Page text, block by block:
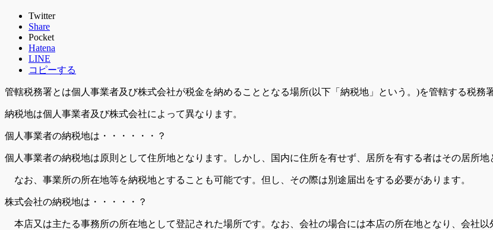
Twitter
Share
Pocket
Hatena
LINE
コピーする
管轄税務署とは個人事業者及び株式会社が税金を納めることとなる場所(以下「納税地」という。)を管轄する税務
納税地は個人事業者及び株式会社によって異なります。
個人事業者の納税地は・・・・・・？
個人事業者の納税地は原則として住所地となります。しかし、国内に住所を有せず、居所を有する者はその居所地
なお、事業所の所在地等を納税地とすることも可能です。但し、その際は別途届出をする必要があります。
株式会社の納税地は・・・・・？
本店又は主たる事務所の所在地として登記された場所です。なお、会社の場合には本店の所在地となり、会社以